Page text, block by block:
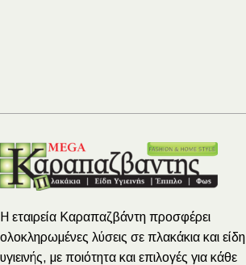
Η εταιρεία Καραπαζβάντη προσφέρει
ολοκληρωμένες λύσεις σε πλακάκια και είδη
υγιεινής, με ποιότητα και επιλογές για κάθε